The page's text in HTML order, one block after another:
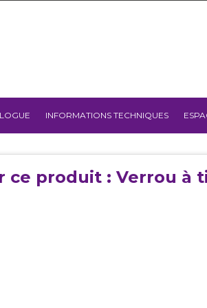
INFORMATIONS TECHNIQUES
ce produit : Verrou à